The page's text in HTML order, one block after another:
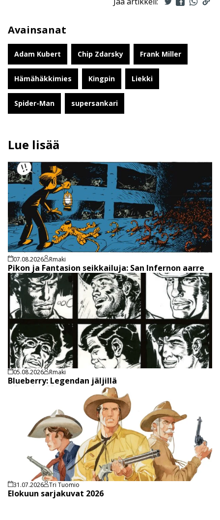
Avainsanat
Adam Kubert Chip Zdarsky Frank Miller
Hämähäkkimies Kingpin Liekki
Spider-Man supersankari
Lue lisää
07.08.2026 Rmaki
Pikon ja Fantasion seikkailuja: San Infernon aarre
05.08.2026 Rmaki
Blueberry: Legendan jäljillä
31.07.2026 Tri Tuomio
Elokuun sarjakuvat 2026